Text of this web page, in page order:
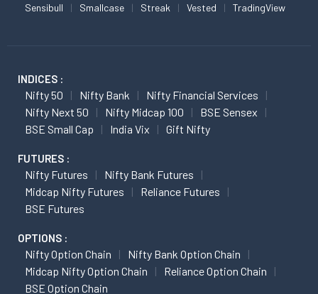
Sensibull Smallcase Streak Vested TradingView
INDICES :
Nifty 50 Nifty Bank
Nifty Financial Services
Nifty Next 50
Nifty Midcap 100
BSE Sensex
BSE Small Cap
India Vix Gift Nifty
FUTURES :
Nifty Futures
Nifty Bank Futures
Midcap Nifty Futures
Reliance Futures
BSE Futures
OPTIONS :
Nifty Option Chain
Nifty Bank Option Chain
Midcap Nifty Option Chain
Reliance Option Chain
BSE Option Chain